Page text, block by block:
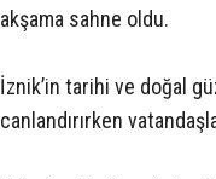
akşama sahne oldu.
İznik’in tarihi ve doğal
canlandırırken